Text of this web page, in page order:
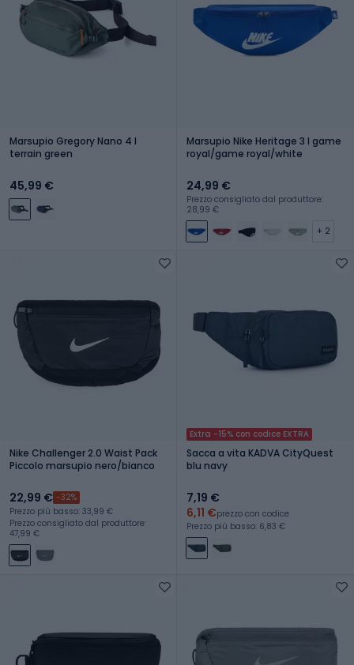
Marsupio Gregory Nano 4 l
terrain green
45,99 €
Marsupio Nike Heritage 3 l game
royal/game royal/white
24,99 €
Prezzo consigliato dal produttore:
28,99 €
+ 2
Nike Challenger 2.0 Waist Pack
Piccolo marsupio nero/bianco
22,99 € -32%
Prezzo più basso: 33,99 €
Prezzo consigliato dal produttore:
47,99 €
Extra -15% con codice EXTRA
Sacca a vita KADVA CityQuest
blu navy
7,19 €
6,11 €prezzo con codice
Prezzo più basso: 6,83 €